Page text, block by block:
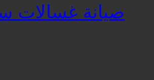
صيانة غسالات سيلتال